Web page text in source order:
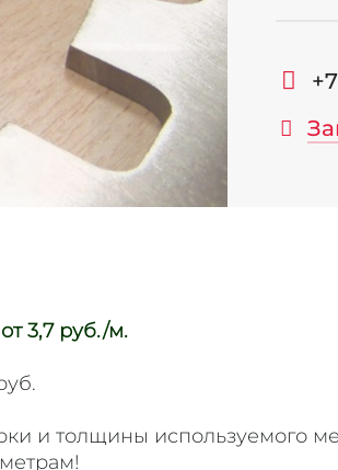
3,7 руб./м.
и толщины используемого